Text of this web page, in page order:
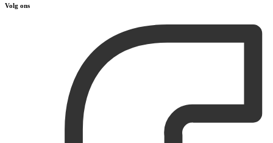
Volg ons